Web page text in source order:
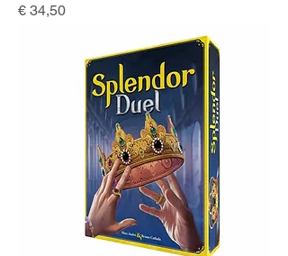
Prijs
€ 34,50